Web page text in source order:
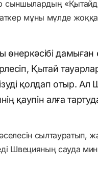
сыншылардың
мұны мүлде
өнеркәсібі
Қытай
қолдап отыр. Ал
қаупін алға
сылтауратып,
Швецияның сауда